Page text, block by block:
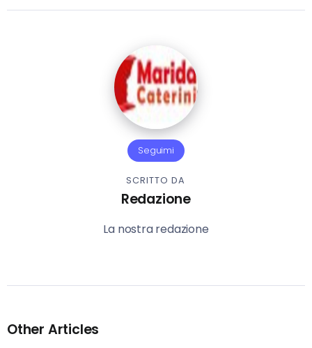
Seguimi
SCRITTO DA
Redazione
La nostra redazione
Other Articles